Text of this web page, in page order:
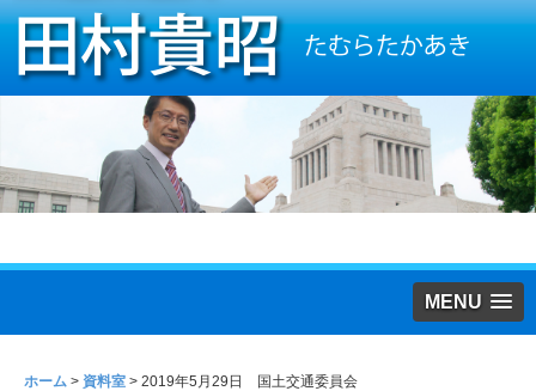
MENU
ホーム > 資料室 > 2019年5月29日 国土交通委員会